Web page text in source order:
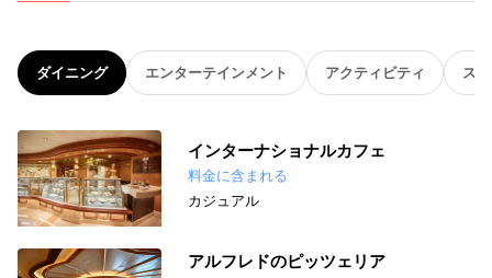
ダイニング エンターテインメント アクティビティ ス
インターナショナルカフェ
料金に含まれる
カジュアル
アルフレドのピッツェリア